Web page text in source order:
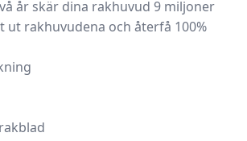
år skär dina rakhuvud 9 miljoner
ut rakhuvudena och återfå 100%